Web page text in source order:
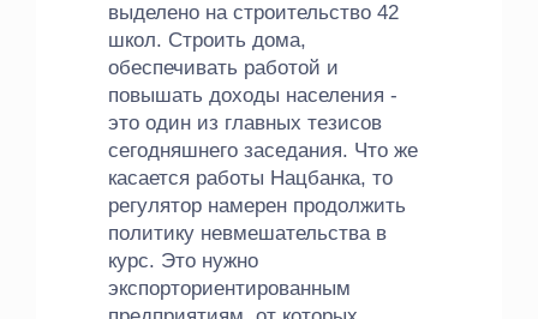
выделено на строительство 42
школ. Строить дома,
обеспечивать работой и
повышать доходы населения -
это один из главных тезисов
сегодняшнего заседания. Что же
касается работы Нацбанка, то
регулятор намерен продолжить
политику невмешательства в
курс. Это нужно
экспорториентированным